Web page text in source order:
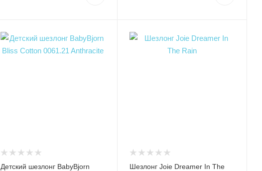
Детский шезлонг BabyBjorn
Шезлонг Joie Dreamer In The